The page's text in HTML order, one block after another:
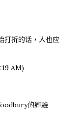
打折的话，人也应
AM)
的經驗